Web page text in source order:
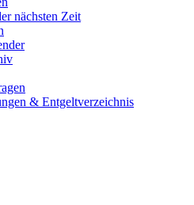
nächsten Zeit
& Entgeltverzeichnis